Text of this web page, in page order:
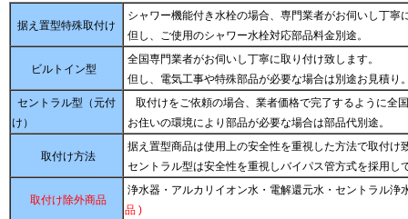
据え置型特殊取付け
シャワー機能付き水栓の場合、専門業者がお伺いし丁寧
但し、ご使用のシャワー水栓対応部品料金別途。
ビルトイン型
全国専門業者がお伺いし丁寧に取り付け致します。
但し、電気工事や特殊部品が必要な場合は別途お見積り
セントラル型（元付
け）
取付けをご依頼の場合、業者価格で完了するように全
お住いの環境により部品が必要な場合は部品代別途。
取付け方法
据え置型商品は使用上の安全性を重視した方法で取付け
セントラル型は安全性を重視しバイパス管方式を採用し
取付け除外商品
浄水器・アルカリイオン水・電解還元水・セントラル浄
品 )